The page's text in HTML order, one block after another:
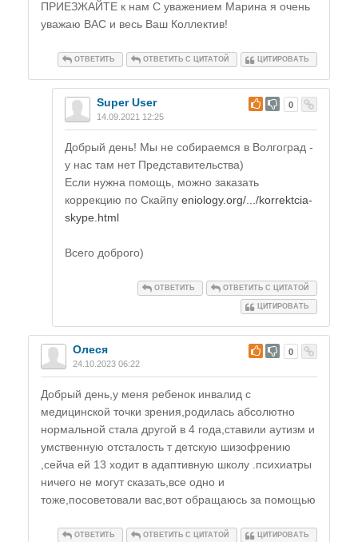
ПРИЕЗЖАЙТЕ к нам С уважением Марина я очень
уважаю ВАС и весь Ваш Коллектив!
ОТВЕТИТЬ ОТВЕТИТЬ С ЦИТАТОЙ ЦИТИРОВАТЬ
# 0
Super User
14.09.2021 12:25
Добрый день! Мы не собираемся в Волгоград -
у нас там нет Представительства)
Если нужна помощь, можно заказать
коррекцию по Скайпу eniology.org/.../korrektcia-
skype.html
Всего доброго)
ОТВЕТИТЬ ОТВЕТИТЬ С ЦИТАТОЙ
ЦИТИРОВАТЬ
# 0
Олеся
24.10.2023 06:22
Добрый день,у меня ребенок инвалид с
медицинской точки зрения,родилась абсолютно
нормальной стала другой в 4 года,ставили аутизм и
умственную отсталость т детскую шизофрению
,сейча ей 13 ходит в адаптивную школу .психиатры
ничего не могут сказать,все одно и
тоже,посоветовали вас,вот обращаюсь за помощью
ОТВЕТИТЬ ОТВЕТИТЬ С ЦИТАТОЙ ЦИТИРОВАТЬ